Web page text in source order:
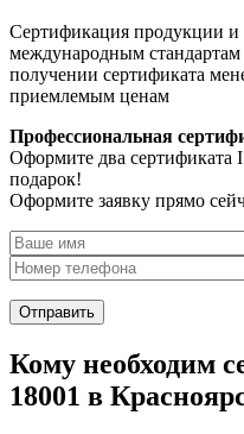
Сертификация продукции и
международным
получении сертификата
приемлемым ценам
Профессиональная
Оформите два сертификата
подарок!
Оформите заявку прямо
Кому необходим
18001 в